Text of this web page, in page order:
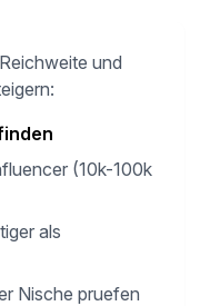
und
(10k-100k
als
Nische pruefen